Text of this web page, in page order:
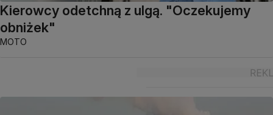
Kierowcy odetchną z ulgą. "Oczekujemy
obniżek"
MOTO